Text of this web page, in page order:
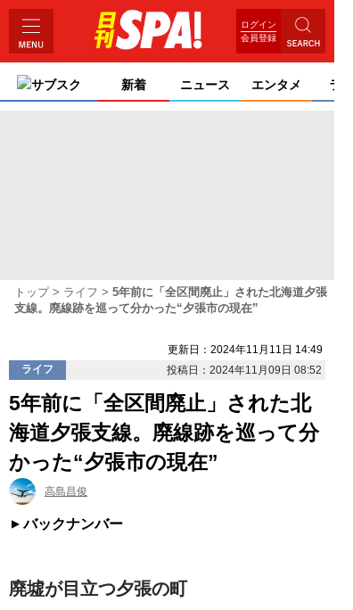
ログイン
会員登録
サブスク 新着 ニュース エンタメ ライ
トップ ライフ
5年前に「全区間廃止」された北海道夕張
支線。廃線跡を巡って分かった“夕張市の現在”
更新日：2024年11月11日 14:49
ライフ
投稿日：2024年11月09日 08:52
5年前に「全区間廃止」された北
海道夕張支線。廃線跡を巡って分
かった“夕張市の現在”
高島昌俊
バックナンバー
廃墟が目立つ夕張の町